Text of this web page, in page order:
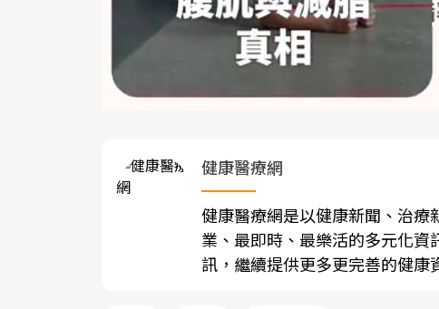
健康醫療網
健康醫療網是以健康新聞、治
業、最即時、最樂活的多元化
訊，繼續提供更多更完善的健康